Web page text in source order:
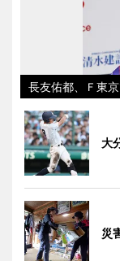
長友佑都、Ｆ東
大
災